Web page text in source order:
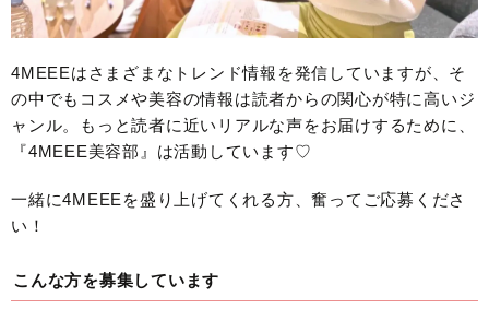
4MEEEはさまざまなトレンド情報を発信していますが、そ
の中でもコスメや美容の情報は読者からの関心が特に高いジ
ャンル。もっと読者に近いリアルな声をお届けするために、
『4MEEE美容部』は活動しています♡
一緒に4MEEEを盛り上げてくれる方、奮ってご応募くださ
い！
こんな方を募集しています